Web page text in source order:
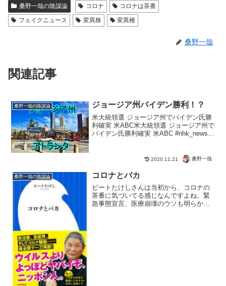
桑野一哉の陰謀論 コロナ
コロナは茶番
フェイクニュース
変異株 変異種
桑野一哉
関連記事
桑野一哉の陰謀論 ジョージア州バイデン勝利！？
米大統領選 ジョージア州でバイデン氏勝
利確実 米ABC米大統領選 ジョージア州で
バイデン氏勝利確実 米ABC #nhk_news ?
2020.11.21 桑野一哉
桑野一哉の陰謀論 コロナとバカ
ビートたけしさんは当初から、コロナの
茶番に気づいてる感じなんですよね。緊
急事態宣言、医療崩壊のウソも明らかに